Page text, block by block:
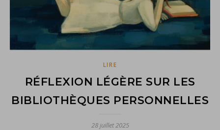
LIRE
RÉFLEXION LÉGÈRE SUR LES
BIBLIOTHÈQUES PERSONNELLES
28 juillet 2025